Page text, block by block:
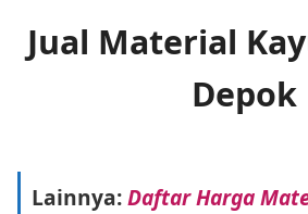
Jual Material
Depok
Lainnya:Daftar Harga